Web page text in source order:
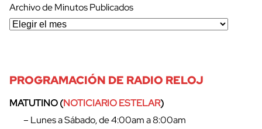
Archivo de Minutos Publicados
PROGRAMACIÓN DE RADIO RELOJ
MATUTINO (NOTICIARIO ESTELAR)
– Lunes a Sábado, de 4:00am a 8:00am